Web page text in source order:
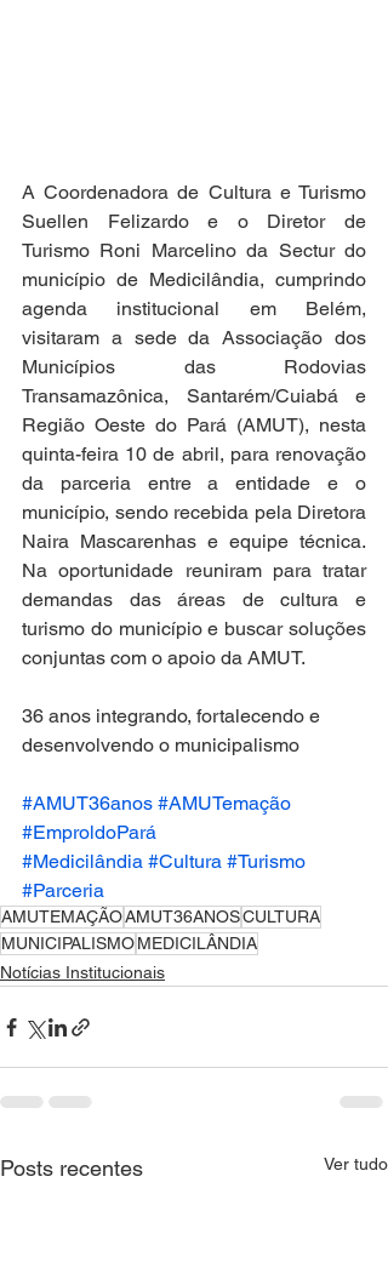
A Coordenadora de Cultura e Turismo
Suellen Felizardo e o Diretor de
Turismo Roni Marcelino da Sectur do
município de Medicilândia, cumprindo
agenda institucional em Belém,
visitaram a sede da Associação dos
Municípios das Rodovias
Transamazônica, Santarém/Cuiabá e
Região Oeste do Pará (AMUT), nesta
quinta-feira 10 de abril, para renovação
da parceria entre a entidade e o
município, sendo recebida pela Diretora
Naira Mascarenhas e equipe técnica.
Na oportunidade reuniram para tratar
demandas das áreas de cultura e
turismo do município e buscar soluções
conjuntas com o apoio da AMUT.
36 anos integrando, fortalecendo e
desenvolvendo o municipalismo
#AMUT36anos #AMUTemação
#EmproldoPará
#Medicilândia #Cultura #Turismo
#Parceria
AMUTEMAÇÃOAMUT36ANOSCULTURA
MUNICIPALISMOMEDICILÂNDIA
Notícias Institucionais
Posts recentes Ver tudo